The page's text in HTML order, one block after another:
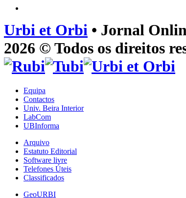
Urbi et Orbi • Jornal
2026 © Todos os direitos
Equipa
Contactos
Univ. Beira Interior
LabCom
UBInforma
Arquivo
Estatuto Editorial
Software livre
Telefones Úteis
Classificados
GeoURBI